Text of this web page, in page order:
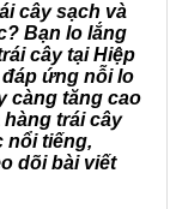
cây sạch và
Bạn lo lắng
cây tại Hiệp
ứng nỗi lo
càng tăng cao
hàng trái cây
nổi tiếng,
dõi bài viết